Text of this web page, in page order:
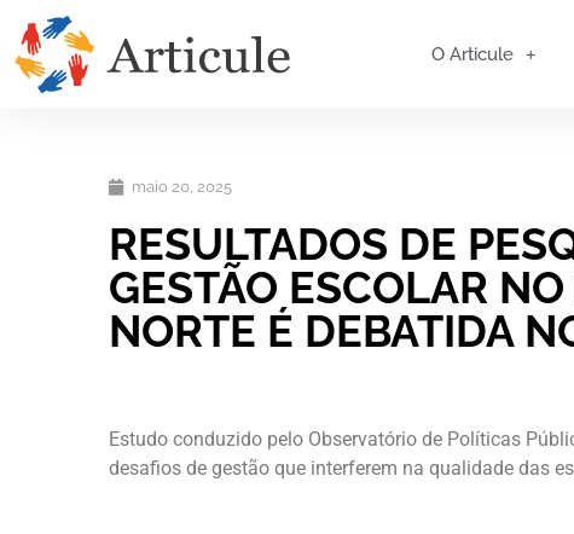
O Articule
maio 20, 2025
RESULTADOS DE
GESTÃO ESCOLAR
NORTE É DEBATIDA
Estudo conduzido pelo Observatório de Políticas
desafios de gestão que interferem na qualidade das